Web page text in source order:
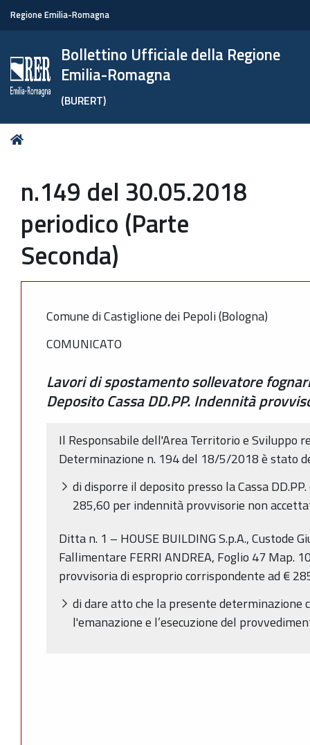
Regione Emilia-Romagna
Bollettino Ufficiale della Regione
Emilia-Romagna
(BURERT)
Tu
n.149 del 30.05.2018
periodico (Parte
Seconda)
Comune di Castiglione dei Pepoli (Bologna)
COMUNICATO
Lavori di spostamento sollevatore
Deposito Cassa DD.PP. Indennità
Il Responsabile dell'Area Territorio e Sviluppo
Determinazione n. 194 del 18/5/2018 è stato
di disporre il deposito presso la Cassa
285,60 per indennità provvisorie non
Ditta n. 1 – HOUSE BUILDING S.p.A., Custode
Fallimentare FERRI ANDREA, Foglio 47 Map.
provvisoria di esproprio corrispondente ad €
di dare atto che la presente determinazione
l'emanazione e l’esecuzione del